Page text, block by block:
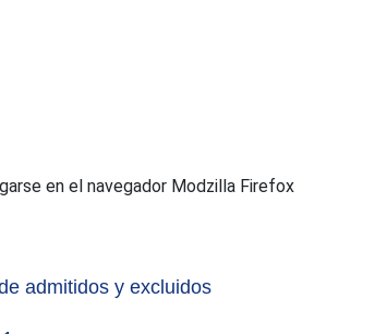
en el navegador Modzilla Firefox
admitidos y excluidos